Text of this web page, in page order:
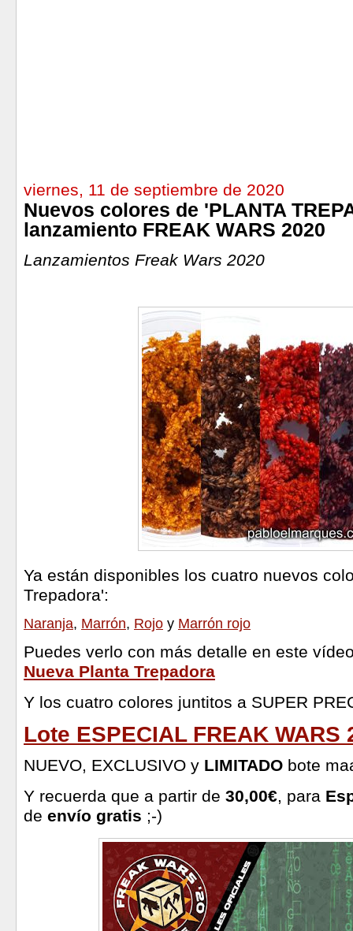
viernes, 11 de septiembre de 2020
Nuevos colores de 'PLANTA
lanzamiento FREAK WARS 2020
Lanzamientos Freak Wars 2020
Ya están disponibles los cuatro nuevos
Trepadora':
Naranja, Marrón, Rojoy Marrón rojo
Puedes verlo con más detalle en este
Nueva Planta Trepadora
Y los cuatro colores juntitos a SUPER
Lote ESPECIAL FREAK WARS
NUEVO, EXCLUSIVO y LIMITADO bote
Y recuerda que a partir de 30,00€, para
de envío gratis ;-)